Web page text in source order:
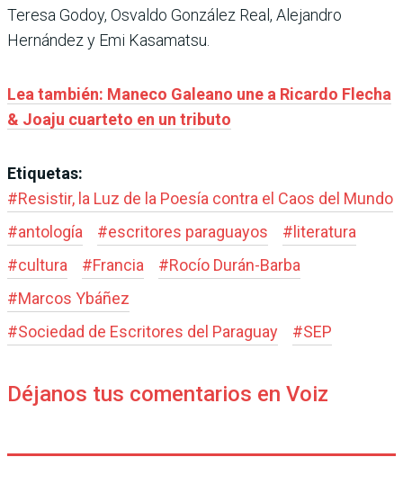
Teresa Godoy, Osvaldo González Real, Alejandro
Hernández y Emi Kasamatsu.
Lea también: Maneco Galeano une a Ricardo Flecha
& Joaju cuarteto en un tributo
Etiquetas:
#Resistir, la Luz de la Poesía contra el Caos del Mundo
#antología #escritores paraguayos #literatura
#cultura #Francia #Rocío Durán-Barba
#Marcos Ybáñez
#Sociedad de Escritores del Paraguay #SEP
Déjanos tus comentarios en Voiz